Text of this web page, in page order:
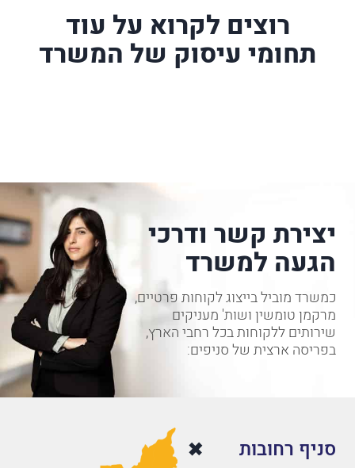
רוצים לקרוא על עוד
תחומי עיסוק של המשרד
יצירת קשר ודרכי
הגעה למשרד
כמשרד מוביל בייצוג לקוחות פרטיים,
מרקמן טומשין ושות' מעניקים
שירותים ללקוחות בכל רחבי הארץ,
בפריסה ארצית של סניפים:
סניף רחובות